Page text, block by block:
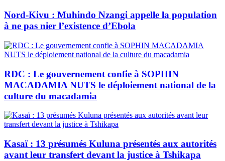
Nord-Kivu : Muhindo Nzangi appelle la population
à ne pas nier l’existence d’Ebola
RDC : Le gouvernement confie à SOPHIN
MACADAMIA NUTS le déploiement national de la
culture du macadamia
Kasaï : 13 présumés Kuluna présentés aux autorités
avant leur transfert devant la justice à Tshikapa